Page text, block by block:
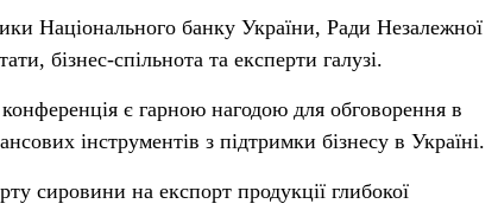
Національного банку України, Ради Незалежної
бізнес-спільнота та експерти галузі.
є гарною нагодою для обговорення в
інструментів з підтримки бізнесу в Україні.
сировини на експорт продукції глибокої